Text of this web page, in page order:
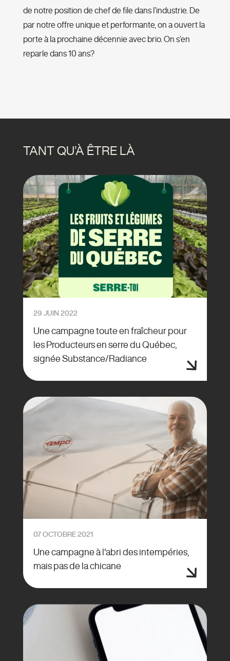
de notre position de chef de file dans l’industrie. De
par notre offre unique et performante, on a ouvert la
porte à la prochaine décennie avec brio. On s’en
reparle dans 10 ans?
TANT QU’À ÊTRE LÀ
29 JUIN 2022
Une campagne toute en fraîcheur pour
les Producteurs en serre du Québec,
signée Substance/Radiance
07 OCTOBRE 2021
Une campagne à l'abri des intempéries,
mais pas de la chicane